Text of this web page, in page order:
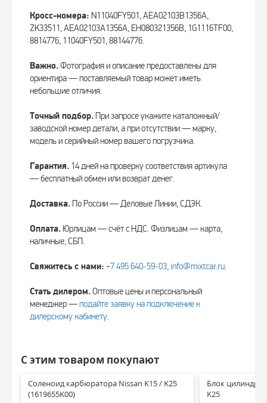
Кросс-номера: N11040FY501, AEA02103B1356A,
ZK33511, AEA02103A1356A, EH080321356B, 1G1116TF00,
8814776, 11040FY501, 88144776.
Важно.Фотография и описание предоставлены для
ориентира — поставляемый товар может иметь
небольшие отличия.
Точный подбор. При запросе укажите каталожный/
заводской номер детали, а при отсутствии — марку,
модель и серийный номер вашего погрузчика.
Гарантия. 14 дней на проверку соответствия артикула
— бесплатный обмен или возврат денег.
Доставка. По России — Деловые Линии, СДЭК.
Оплата. Юрлицам — счёт с НДС. Физлицам — карта,
наличные, СБП.
Свяжитесь с нами: +7 495 640‑59‑03, info@mixtcar.ru.
Стать дилером.Оптовые цены и персональный
менеджер —подайте заявку на подключение к
дилерскому кабинету.
С этим товаром покупают
Соленоид карбюратора Nissan K15 / K25
(1619655K00)
Блок
K25